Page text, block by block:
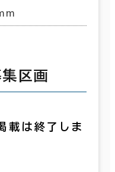
区画
載は終了しま